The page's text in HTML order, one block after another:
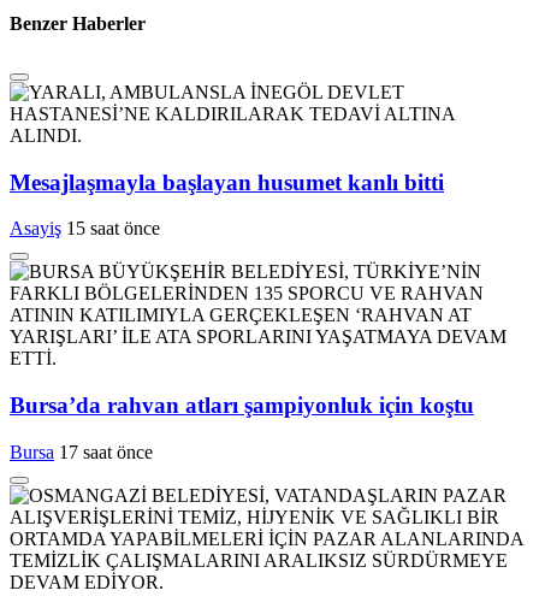
Benzer Haberler
Mesajlaşmayla başlayan husumet kanlı bitti
Asayiş 15 saat önce
Bursa’da rahvan atları şampiyonluk için koştu
Bursa 17 saat önce